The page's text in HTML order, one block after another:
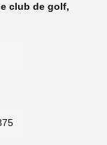
club de golf,